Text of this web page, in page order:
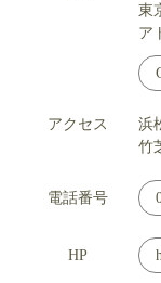
東
ア
アクセス
浜
竹
電話番号
HP